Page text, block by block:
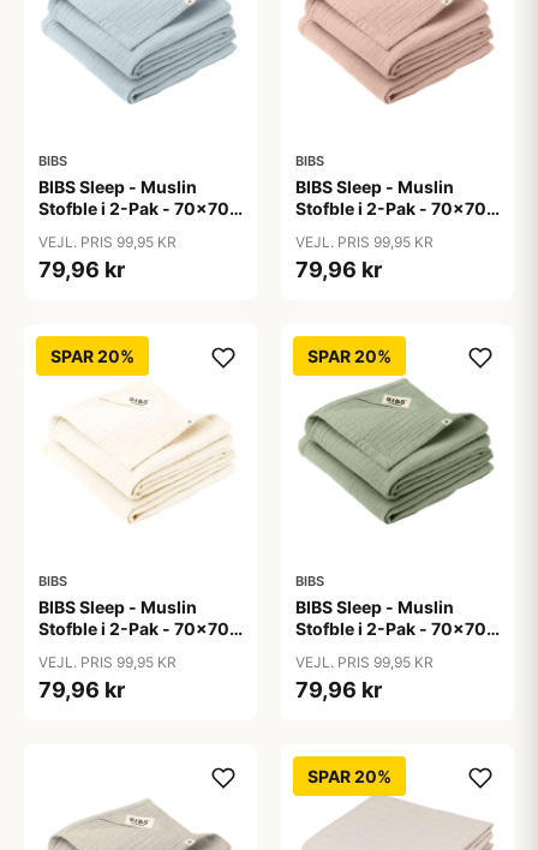
BIBS
BIBS Sleep - Muslin
Stofble i 2-Pak - 70x70
VEJL. PRIS 99,95 KR
79,96 kr
BIBS
BIBS Sleep - Muslin
Stofble i 2-Pak - 70x70
VEJL. PRIS 99,95 KR
79,96 kr
SPAR 20%
BIBS
BIBS Sleep - Muslin
Stofble i 2-Pak - 70x70
VEJL. PRIS 99,95 KR
79,96 kr
SPAR 20%
BIBS
BIBS Sleep - Muslin
Stofble i 2-Pak - 70x70
VEJL. PRIS 99,95 KR
79,96 kr
SPAR 20%